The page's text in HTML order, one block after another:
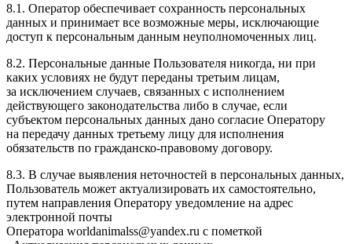
8.1. Оператор обеспечивает сохранность персональных
данных и принимает все возможные меры, исключающие
доступ к персональным данным неуполномоченных лиц.
8.2. Персональные данные Пользователя никогда, ни при
каких условиях не будут переданы третьим лицам,
за исключением случаев, связанных с исполнением
действующего законодательства либо в случае, если
субъектом персональных данных дано согласие Оператору
на передачу данных третьему лицу для исполнения
обязательств по гражданско-правовому договору.
8.3. В случае выявления неточностей в персональных данных,
Пользователь может актуализировать их самостоятельно,
путем направления Оператору уведомление на адрес
электронной почты
Оператора worldanimalss@yandex.ru с пометкой